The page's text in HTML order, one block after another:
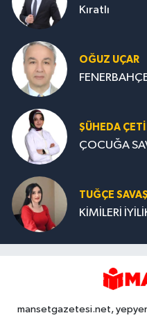
Kıratlı
OĞUZ UÇAR
ŞÜHEDA
ÇOCUĞA
TUĞÇE SAVAŞ
KİMİLERİ
mansetgazetesi.net,